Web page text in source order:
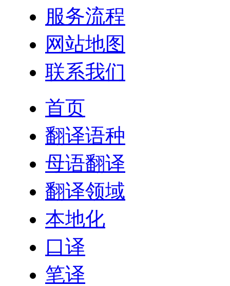
服务流程
网站地图
联系我们
首页
翻译语种
母语翻译
翻译领域
本地化
口译
笔译